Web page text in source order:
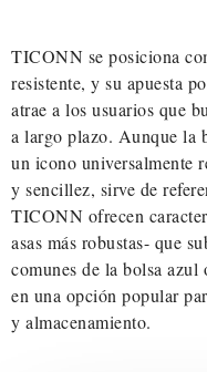
TICONN se posiciona
resistente, y su apuesta
atrae a los usuarios que
a largo plazo. Aunque la
un icono universalmente
y sencillez, sirve de
TICONN ofrecen
asas más robustas- que
comunes de la bolsa
en una opción popular
y almacenamiento.